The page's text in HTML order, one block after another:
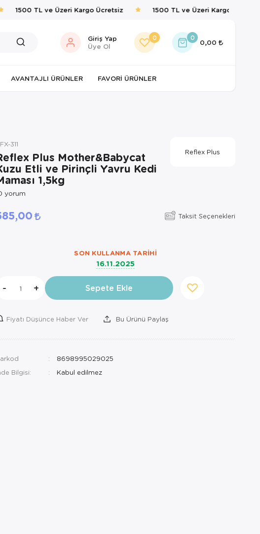
1500 TL ve Üzeri Kargo Ücretsiz 1500 TL ve Üzeri Kargo Ücretsiz
Giriş Yap
Üye Ol
0 0
0,00
AVANTAJLI ÜRÜNLER FAVORI ÜRÜNLER
311
Plus Mother&Babycat
Etli ve Pirinçli Yavru Kedi
1,5kg
yorum
Reflex Plus
Taksit Seçenekleri
SON KULLANMA TARIHI
16.11.2025
- + Sepete Ekle
Fiyatı Düşünce Haber Ver Bu Ürünü Paylaş
8698995029025
Bilgisi: